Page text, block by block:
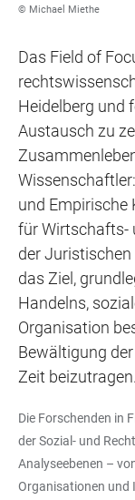
© Michael Miethe
Das Field of
Heidelberg und
Austausch zu
und Empirische
für Wirtschafts-
der
das Ziel,
Handelns,
Organisation
Bewältigung
Zeit beizutragen.
Die Forschenden in
der Sozial- und
Analyseebenen –
Organisationen und